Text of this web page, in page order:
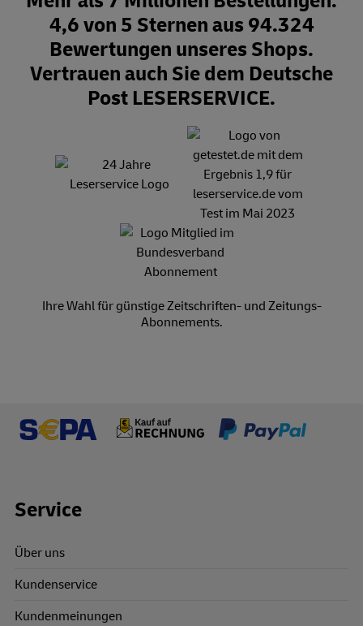
4,6 von 5 Sternen aus 94.324
Bewertungen unseres Shops.
Vertrauen auch Sie dem Deutsche
Post LESERSERVICE.
Ihre Wahl für günstige Zeitschriften- und Zeitungs-
Abonnements.
Footer Links
Service
Über uns
Kundenservice
Kundenmeinungen